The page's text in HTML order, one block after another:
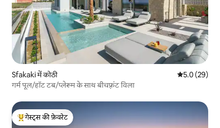
Sfakaki में कोठी औसत रेटिंग 5
5.0 (29)
गर्म पूल/हॉट टब/प्लेरूम के साथ बीचफ़्रंट विला
गेस्ट्स का टॉप फ़ेवरेट
गेस्ट्स की फ़ेवरेट